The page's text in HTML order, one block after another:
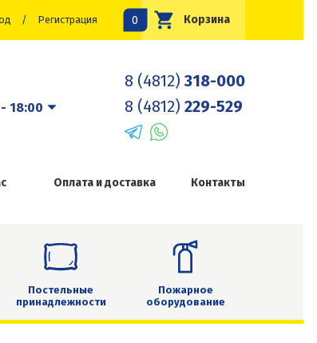
/ Регистрация Корзина
0
18:00
8 (4812) 318-000
8 (4812) 229-529
Оплата и доставка Контакты
Постельные
принадлежности
Пожарное
оборудование